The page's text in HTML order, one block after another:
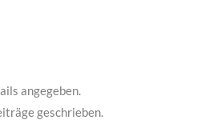
angegeben.
geschrieben.